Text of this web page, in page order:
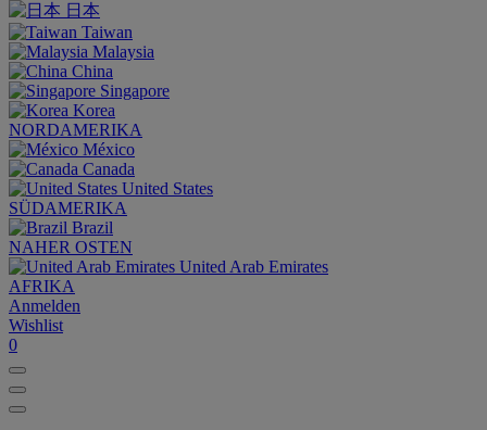
日本
Taiwan
Malaysia
China
Singapore
Korea
NORDAMERIKA
México
Canada
United States
SÜDAMERIKA
Brazil
NAHER OSTEN
United Arab Emirates
AFRIKA
Anmelden
Wishlist
0